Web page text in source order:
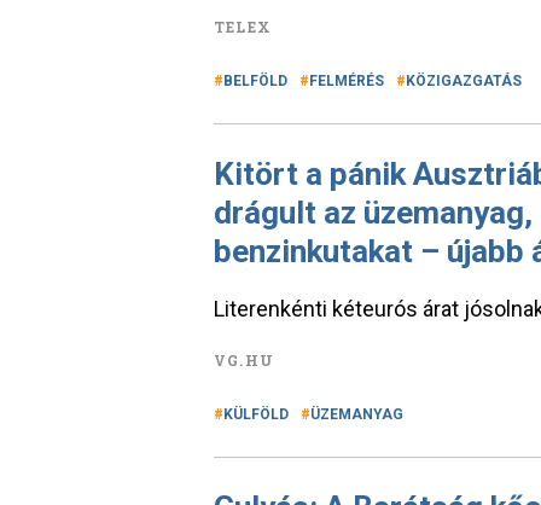
TELEX
BELFÖLD FELMÉRÉS KÖZIGAZGATÁS
Kitört a pánik
drágult az
benzinkutakat – újabb
Literenkénti kéteurós árat
VG.HU
KÜLFÖLD ÜZEMANYAG